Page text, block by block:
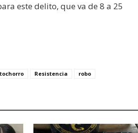
este delito, que va de 8 a 25
Resistencia robo